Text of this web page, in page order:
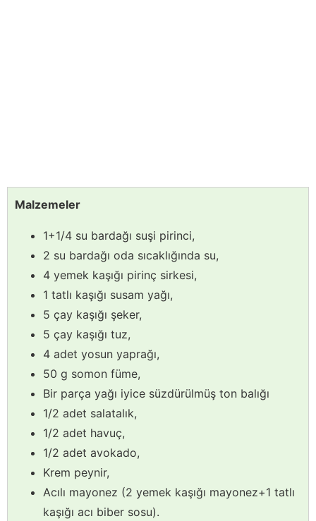
Malzemeler
1+1/4 su bardağı suşi pirinci,
2 su bardağı oda sıcaklığında su,
4 yemek kaşığı pirinç sirkesi,
1 tatlı kaşığı susam yağı,
5 çay kaşığı şeker,
5 çay kaşığı tuz,
4 adet yosun yaprağı,
50 g somon füme,
Bir parça yağı iyice süzdürülmüş ton balığı
1/2 adet salatalık,
1/2 adet havuç,
1/2 adet avokado,
Krem peynir,
Acılı mayonez (2 yemek kaşığı mayonez+1 tatlı
kaşığı acı biber sosu).